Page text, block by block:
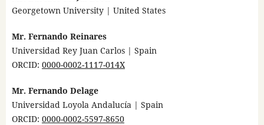
Georgetown University | United States
Mr. Fernando Reinares
Universidad Rey Juan Carlos | Spain
ORCID: 0000-0002-1117-014X
Mr. Fernando Delage
Universidad Loyola Andalucía | Spain
ORCID: 0000-0002-5597-8650